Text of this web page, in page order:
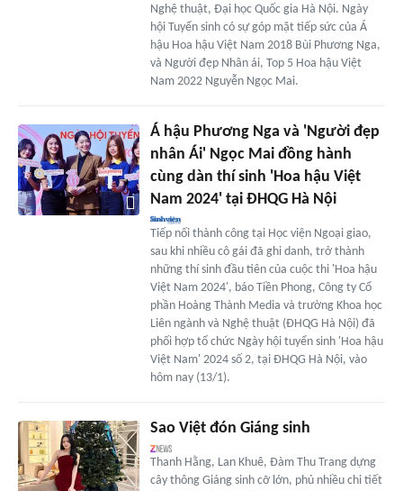
Nghệ thuật, Đại học Quốc gia Hà Nội. Ngày
hội Tuyển sinh có sự góp mặt tiếp sức của Á
hậu Hoa hậu Việt Nam 2018 Bùi Phương Nga,
và Người đẹp Nhân ái, Top 5 Hoa hậu Việt
Nam 2022 Nguyễn Ngọc Mai.
Á hậu Phương Nga và 'Người đẹp
nhân Ái' Ngọc Mai đồng hành
cùng dàn thí sinh 'Hoa hậu Việt
Nam 2024' tại ĐHQG Hà Nội
Tiếp nối thành công tại Học viện Ngoại giao,
sau khi nhiều cô gái đã ghi danh, trở thành
những thí sinh đầu tiên của cuộc thi 'Hoa hậu
Việt Nam 2024', báo Tiền Phong, Công ty Cổ
phần Hoàng Thành Media và trường Khoa học
Liên ngành và Nghệ thuật (ĐHQG Hà Nội) đã
phối hợp tổ chức Ngày hội tuyển sinh 'Hoa hậu
Việt Nam' 2024 số 2, tại ĐHQG Hà Nội, vào
hôm nay (13/1).
Sao Việt đón Giáng sinh
Thanh Hằng, Lan Khuê, Đàm Thu Trang dựng
cây thông Giáng sinh cỡ lớn, phủ nhiều chi tiết